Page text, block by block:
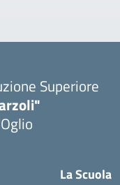
Superiore
La Scuola